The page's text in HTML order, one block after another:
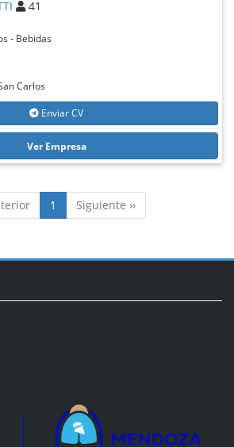
41
- Bebidas
Carlos
Enviar CV
Ver Empresa
1 Siguiente ››